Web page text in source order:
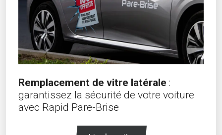
Remplacement de vitre latérale :
garantissez la sécurité de votre voiture
avec Rapid Pare-Brise